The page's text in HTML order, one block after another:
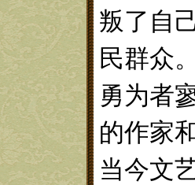
叛了自
民群众
勇为者
的作家
当今文